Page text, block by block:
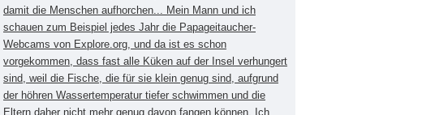
damit die Menschen aufhorchen... Mein Mann und ich
schauen zum Beispiel jedes Jahr die Papageitaucher-
Webcams von Explore.org, und da ist es schon
vorgekommen, dass fast alle Küken auf der Insel verhungert
sind, weil die Fische, die für sie klein genug sind, aufgrund
der höhren Wassertemperatur tiefer schwimmen und die
Eltern daher nicht mehr genug davon fangen können. Ich